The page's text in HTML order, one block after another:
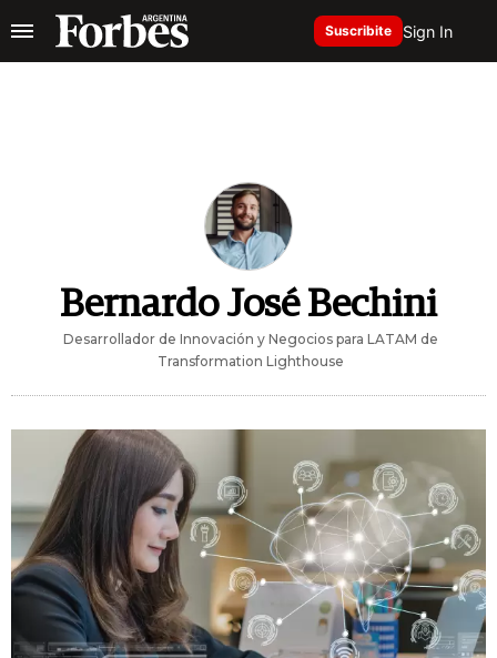
Suscribite Sign In
Bernardo José Bechini
Desarrollador de Innovación y Negocios para LATAM de
Transformation Lighthouse